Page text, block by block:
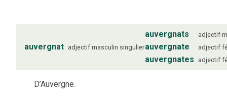
auvergnat adjectif masculin singulier
auvergnats adjectif
auvergnate adjectif
auvergnates adjectif
D’Auvergne.